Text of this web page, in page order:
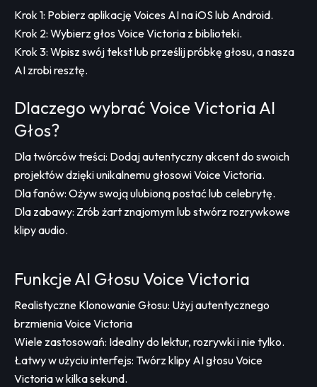
Krok 1: Pobierz aplikację Voices AI na iOS lub Android.
Krok 2: Wybierz głos Voice Victoria z biblioteki.
Krok 3: Wpisz swój tekst lub prześlij próbkę głosu, a nasza
AI zrobi resztę.
Dlaczego wybrać Voice Victoria AI
Głos?
Dla twórców treści: Dodaj autentyczny akcent do swoich
projektów dzięki unikalnemu głosowi Voice Victoria.
Dla fanów: Ożyw swoją ulubioną postać lub celebrytę.
Dla zabawy: Zrób żart znajomym lub stwórz rozrywkowe
klipy audio.
Funkcje AI Głosu Voice Victoria
Realistyczne Klonowanie Głosu: Użyj autentycznego
brzmienia Voice Victoria
Wiele zastosowań: Idealny do lektur, rozrywki i nie tylko.
Łatwy w użyciu interfejs: Twórz klipy AI głosu Voice
Victoria w kilka sekund.